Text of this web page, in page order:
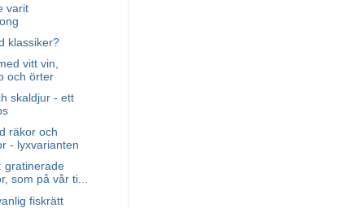
varit
klassiker?
vitt vin,
och örter
skaldjur - ett
räkor och
- lyxvarianten
gratinerade
som på vår ti...
fiskrätt